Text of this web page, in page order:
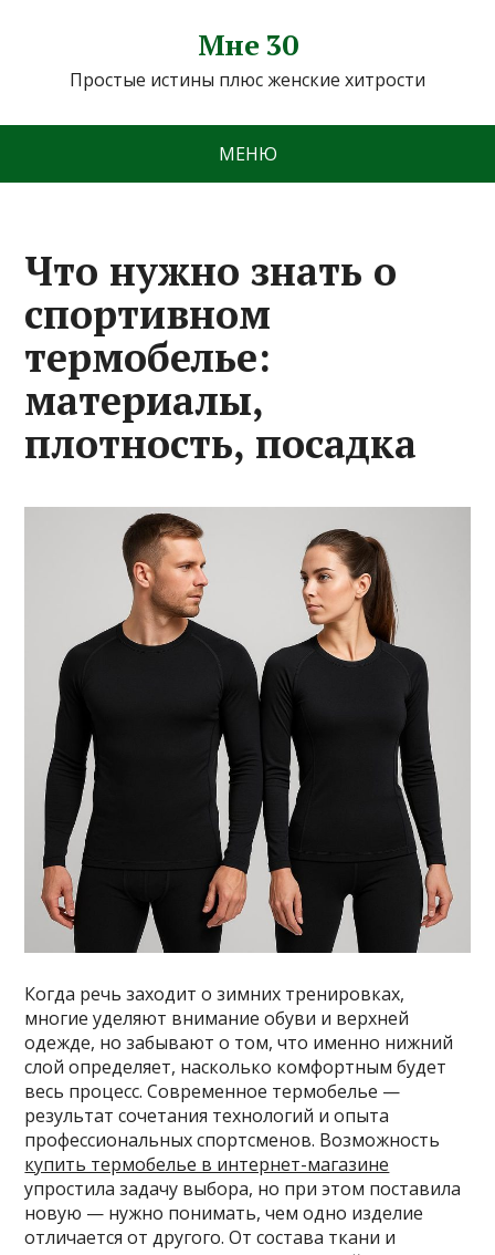
Мне 30
Простые истины плюс женские хитрости
МЕНЮ
Что нужно знать о
спортивном
термобелье:
материалы,
плотность, посадка
Когда речь заходит о зимних тренировках,
многие уделяют внимание обуви и верхней
одежде, но забывают о том, что именно нижний
слой определяет, насколько комфортным будет
весь процесс. Современное термобелье —
результат сочетания технологий и опыта
профессиональных спортсменов. Возможность
купить термобелье в интернет-магазине
упростила задачу выбора, но при этом поставила
новую — нужно понимать, чем одно изделие
отличается от другого. От состава ткани и